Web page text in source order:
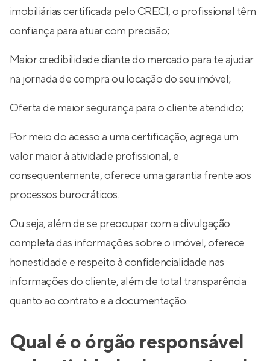
imobiliárias certificada pelo CRECI, o profissional têm
confiança para atuar com precisão;
Maior credibilidade diante do mercado para te ajudar
na jornada de compra ou locação do seu imóvel;
Oferta de maior segurança para o cliente atendido;
Por meio do acesso a uma certificação, agrega um
valor maior à atividade profissional, e
consequentemente, oferece uma garantia frente aos
processos burocráticos.
Ou seja, além de se preocupar com a divulgação
completa das informações sobre o imóvel, oferece
honestidade e respeito à confidencialidade nas
informações do cliente, além de total transparência
quanto ao contrato e a documentação.
Qual é o órgão responsável